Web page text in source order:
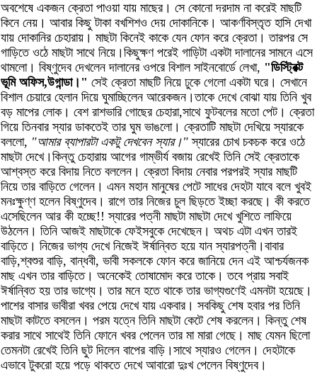
অবশেষে একজন ক্রেতা পাওয়া যায় মাছের। সে কোনো দরদাম না করেই মাছটি
কিনে নেয়। আবার কিছু টাকা বখশিশও দেয় দোকানিকে। আকর্ণবিস্তৃত হাসি দেখা
যায় দোকানির চেহারায়। মাছটা কিনেই কাকে যেন ফোন করে ক্রেতা। তারপর সে
গাড়িতে ওঠে মাছটা সাথে নিয়ে।কিছুক্ষণ পরেই গাড়িটা একটা দালানের সামনে এসে
থামলো। বিষ্ণুদেব দেখলেন দালানের ওপরে বিশাল সাইনবোর্ডে লেখা, "ডিস্ট্রিক্ট
ভূমি অফিস,উগান্ডা।" সেই ক্রেতা মাছটি নিয়ে ঢুকে গেলো একটা ঘরে। সেখানে
বিশাল চেয়ারে হেলান দিয়ে ঘুমাচ্ছিলেন আরেকজন।তাকে দেখে বোঝা যায় তিনি খুব
বড় মাপের লোক। বেশ রাশভারি গোছের চেহারা,সাথে ফুটবলের মতো পেট। ক্রেতা
গিয়ে তিনবার স্যার ডাকতেই তার ঘুম ভাঙলো। ক্রেতাটি মাছটা দেখিয়ে স্যারকে
বললো, "আমার ব্যাপারটা একটু দেখবেন স্যার।" স্যারের চোখ চকচক করে ওঠে
মাছটা দেখে।কিন্তু চেহারায় আগের গাম্ভীর্য বজায় রেখেই তিনি সেই ক্রেতাকে
আশ্বস্ত করে বিদায় নিতে বললেন। ক্রেতা বিদায় নেবার পরপরই স্যার মাছটি
নিয়ে তার বাড়িতে গেলেন। এমন মহান মানুষের পেটে সাধের দেহটা যাবে বলে খুবই
মনঃক্ষুণ্ণ হলেন বিষ্ণুদেব। রাগে তার নিজের চুল ছিড়তে ইচ্ছা করছে। কী করতে
এসেছিলেন আর কী হচ্ছে!! স্যারের পত্নী মাছটা মাছটা দেখে খুশিতে লাফিয়ে
উঠলেন। তিনি আজই মাছটাকে ফেইসবুকে দেখেছেন। অথচ এটা এখন তারই
বাড়িতে। নিজের ভাগ্য দেখে নিজেই ঈর্ষান্বিত হয়ে যান স্যারপত্নী।বাবার
বাড়ি,শ্বশুর বাড়ি, বান্ধবী, ভাবী সকলকে ফোন করে জানিয়ে দেন এই আশ্চর্যজনক
মাছ এখন তার বাড়িতে। অনেকেই তোষামোদ করে তাকে। তবে প্রায় সবাই
ঈর্ষান্বিত হয় তার ভাগ্যে। তার মনে হতে থাকে তার ভাগ্যগুণেই এমনটা হয়েছে।
পাশের বাসার ভাবীরা খবর পেয়ে দেখে যায় একবার। সবকিছু শেষ হবার পর তিনি
মাছটা কাটতে বসলেন। পরম যত্নে তিনি মাছটা কেটে শেষ করলেন। কিন্তু শেষ
করার সাথে সাথেই তিনি ফোনে খবর পেলেন তার মা মারা গেছে। মাছ যেমন ছিলো
তেমনটা রেখেই তিনি ছুট দিলেন বাপের বাড়ি।সাথে স্যারও গেলেন। দেহটাকে
এভাবে টুকরো হয়ে পড়ে থাকতে দেখে আবারো দুঃখ পেলেন বিষ্ণুদেব।